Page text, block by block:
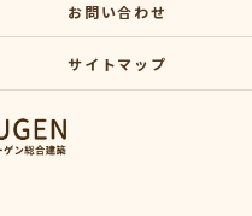
お問い合わせ
サイトマップ